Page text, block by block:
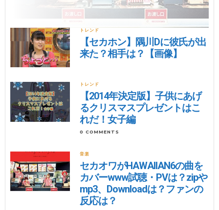
トレンド
【セカホン】隅川Dに彼氏が出
来た？相手は？【画像】
トレンド
【2014年決定版】子供にあげ
るクリスマスプレゼントはこ
れだ！女子編
0 COMMENTS
音楽
セカオワがHAWAIIAN6の曲を
カバーwww試聴・PVは？zipや
mp3、Downloadは？ファンの
反応は？